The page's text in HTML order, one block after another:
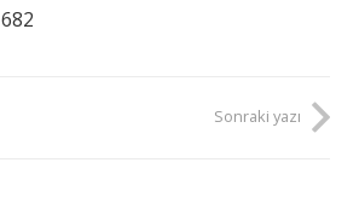
682
Sonraki yazı